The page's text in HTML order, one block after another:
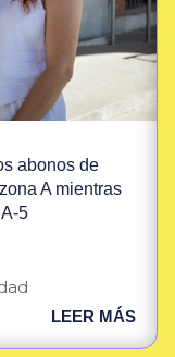
abonos de
A mientras
5
LEER MÁS